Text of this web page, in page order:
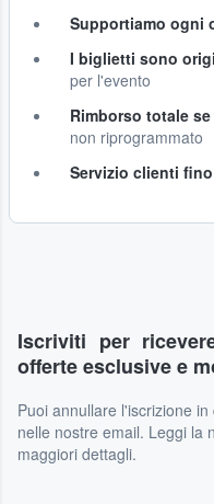
Supportiamo ogni
I biglietti sono
per l'evento
Rimborso totale
non riprogrammato
Servizio clienti
Iscriviti per
offerte esclusive e
Puoi annullare l'iscrizione
nelle nostre email. Leggi la
maggiori dettagli.